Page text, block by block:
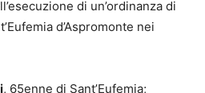
di un’ordinanza di
d’Aspromonte nei
, 65enne di Sant’Eufemia;